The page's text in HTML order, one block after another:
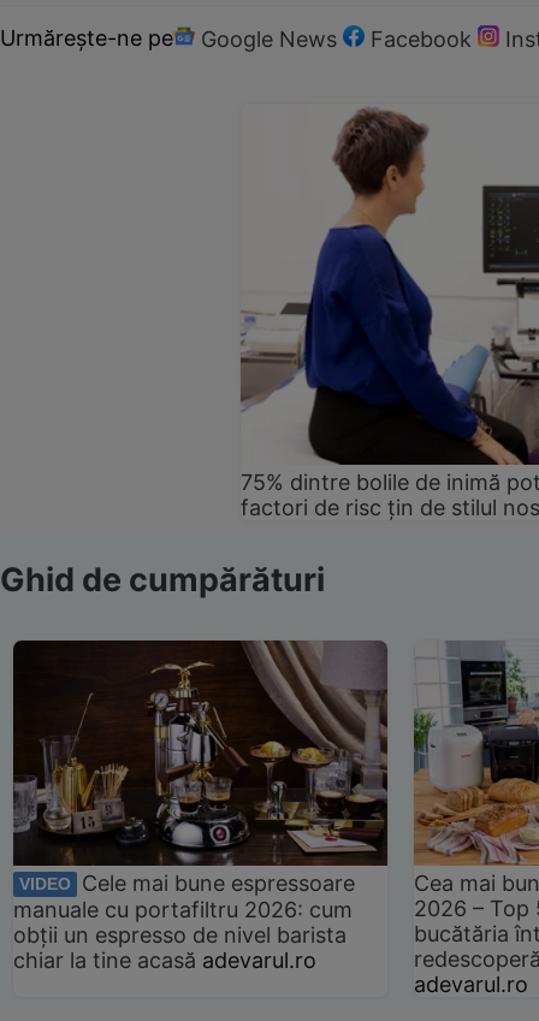
Urmărește-ne pe Google News Facebook
75% dintre bolile de inimă
factori de risc țin de stilul
Ghid de cumpărături
VIDEO
Cele mai bune espressoare
manuale cu portafiltru 2026: cum
obții un espresso de nivel barista
chiar la tine acasă adevarul.ro
Cea mai
2026 –
bucătăria
adevarul.ro